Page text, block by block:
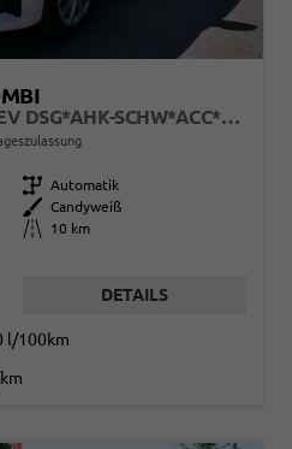
SELECTION 1.5 TSI MHEV DSG*AHK-SCHW*ACC*PDC*LED*SHZ*SMARTLINK*KLIMA
Getriebe
Automatik
Außenfarbe
Candyweiß
Kilometerstand
10 km
DETAILS
l/100km